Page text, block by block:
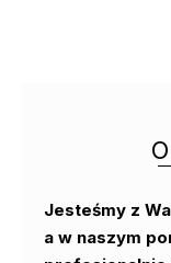
Jesteśmy z
a w naszym